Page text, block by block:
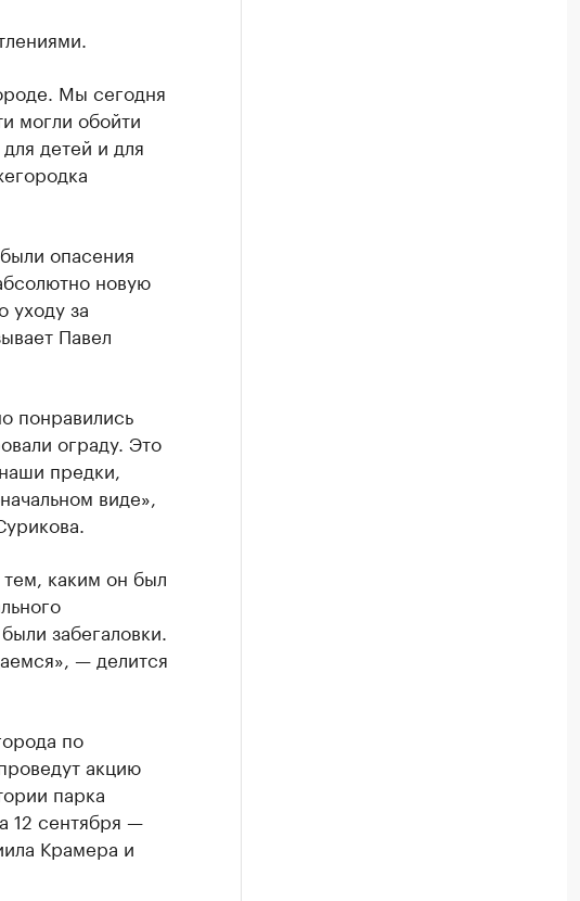
Мы сегодня
могли обойти
детей и для
опасения
новую
уходу за
Павел
понравились
ограду. Это
предки,
виде»,
каким он был
забегаловки.
— делится
по
акцию
парка
12 сентября —
Крамера и